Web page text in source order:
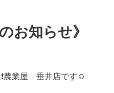
お知らせ》
農業屋 垂井店です☺️